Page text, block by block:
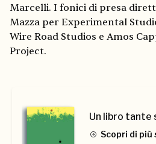
Marcelli. I fonici di presa
Mazza per Experimental
Wire Road Studios e Amos
Project.
Un libro tante
Scopri di